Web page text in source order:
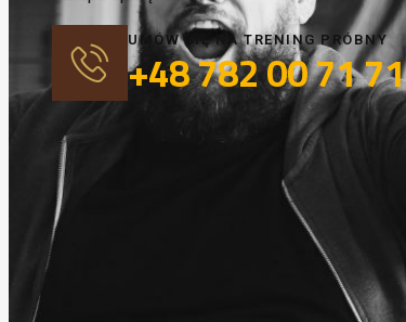
UMÓW SIĘ NA TRENING PRÓBNY
+48 782 00 71 71